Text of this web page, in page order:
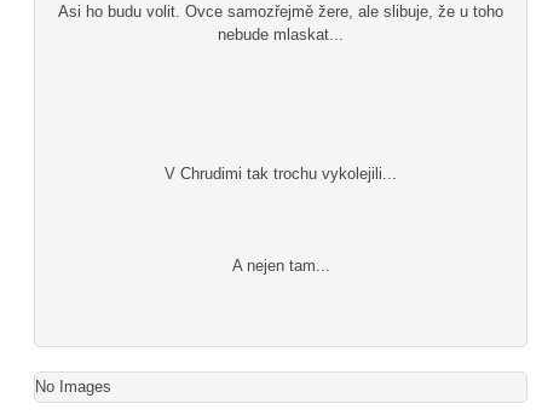
Asi ho budu volit. Ovce samozřejmě žere, ale slibuje, že u toho
nebude mlaskat...
V Chrudimi tak trochu vykolejili...
A nejen tam...
No Images